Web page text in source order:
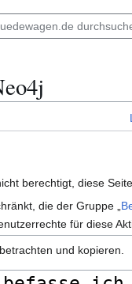
berechtigt, diese
die der Gruppe „
für diese
und kopieren.